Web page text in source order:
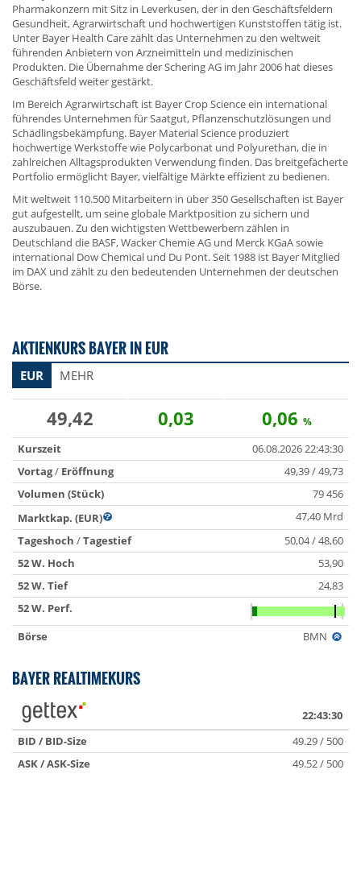
Pharmakonzern mit Sitz in Leverkusen, der in den Geschäftsfeldern
Gesundheit, Agrarwirtschaft und hochwertigen Kunststoffen tätig ist.
Unter Bayer Health Care zählt das Unternehmen zu den weltweit
führenden Anbietern von Arzneimitteln und medizinischen
Produkten. Die Übernahme der Schering AG im Jahr 2006 hat dieses
Geschäftsfeld weiter gestärkt.
Im Bereich Agrarwirtschaft ist Bayer Crop Science ein international
führendes Unternehmen für Saatgut, Pflanzenschutzlösungen und
Schädlingsbekämpfung. Bayer Material Science produziert
hochwertige Werkstoffe wie Polycarbonat und Polyurethan, die in
zahlreichen Alltagsprodukten Verwendung finden. Das breitgefächerte
Portfolio ermöglicht Bayer, vielfältige Märkte effizient zu bedienen.
Mit weltweit 110.500 Mitarbeitern in über 350 Gesellschaften ist Bayer
gut aufgestellt, um seine globale Marktposition zu sichern und
auszubauen. Zu den wichtigsten Wettbewerbern zählen in
Deutschland die BASF, Wacker Chemie AG und Merck KGaA sowie
international Dow Chemical und Du Pont. Seit 1988 ist Bayer Mitglied
im DAX und zählt zu den bedeutenden Unternehmen der deutschen
Börse.
AKTIENKURS BAYER IN EUR
EUR MEHR
49,42 0,03 0,06 %
Kurszeit
06.08.2026 22:43:30
Vortag/ Eröffnung
49,39 / 49,73
Volumen (Stück)
79 456
Marktkap. (EUR)
47,40 Mrd
Tageshoch /Tagestief
50,04 / 48,60
52 W. Hoch
53,90
52 W. Tief
24,83
52 W. Perf.
Börse
BMN
BAYER REALTIMEKURS
22:43:30
BID / BID-Size
49.29 / 500
ASK / ASK-Size
49.52 / 500